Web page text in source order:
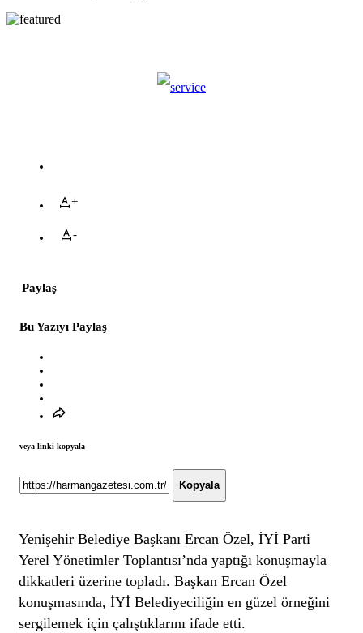
+
-
Paylaş
Bu Yazıyı Paylaş
veya linki kopyala
Kopyala
Yenişehir Belediye Başkanı Ercan Özel, İYİ Parti
Yerel Yönetimler Toplantısı’nda yaptığı konuşmayla
dikkatleri üzerine topladı. Başkan Ercan Özel
konuşmasında, İYİ Belediyeciliğin en güzel örneğini
sergilemek için çalıştıklarını ifade etti.